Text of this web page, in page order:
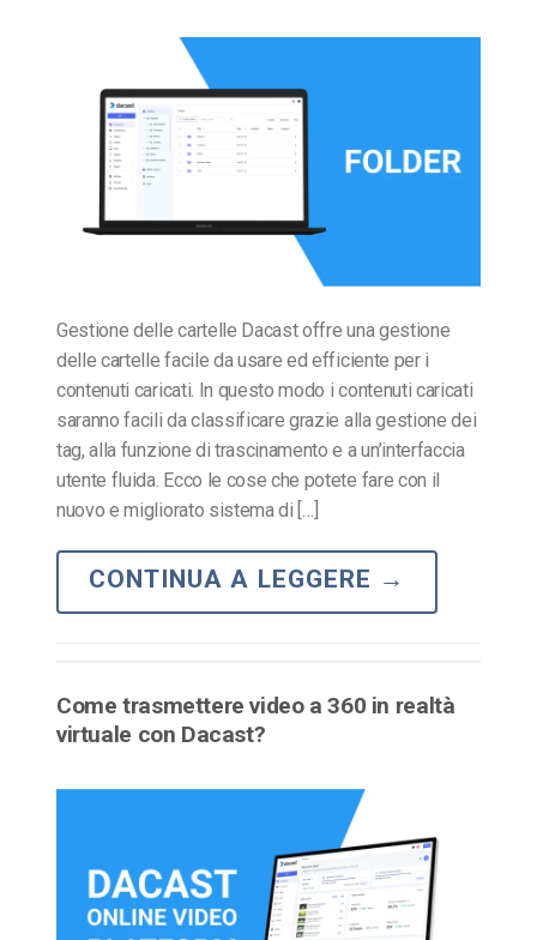
Gestione delle cartelle Dacast offre una gestione
delle cartelle facile da usare ed efficiente per i
contenuti caricati. In questo modo i contenuti caricati
saranno facili da classificare grazie alla gestione dei
tag, alla funzione di trascinamento e a un’interfaccia
utente fluida. Ecco le cose che potete fare con il
nuovo e migliorato sistema di […]
CONTINUA A LEGGERE →
Come trasmettere video a 360 in realtà
virtuale con Dacast?